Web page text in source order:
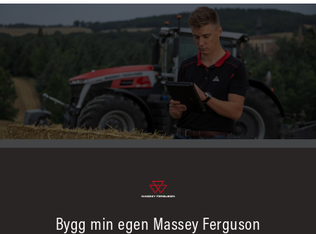
Bygg min egen Massey Ferguson